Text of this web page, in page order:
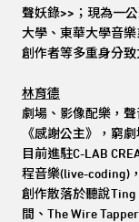
聲妖錄>>；現為一
大學、東華大學音
創作者等多重身分致
林育德
劇場、影像配樂，
《感謝公主》，窮
目前進駐C-LAB
程音樂(live-coding)
創作散落於聽說Ting
間、The Wire